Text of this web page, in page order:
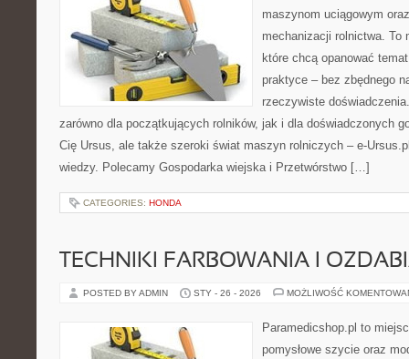
maszynom uciągowym
mechanizacji rolnictwa. To
które chcą opanować
praktyce – bez zbędnego
rzeczywiste
zarówno dla początkujących rolników, jak i dla doświadczonych
Cię Ursus, ale także szeroki świat maszyn rolniczych – e-
wiedzy. Polecamy Gospodarka wiejska i Przetwórstwo […]
CATEGORIES: HONDA
TECHNIKI FARBOWANIA I
POSTED BY ADMIN STY - 26 - 2026 MOŻLIWOŚĆ
Paramedicshop.pl to
pomysłowe szycie oraz